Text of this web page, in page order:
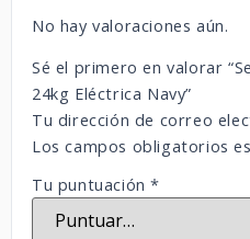
No hay valoraciones aún.
Sé el primero en valorar
24kg Eléctrica Navy”
Tu dirección de correo
Los campos obligatorios
Tu puntuación*